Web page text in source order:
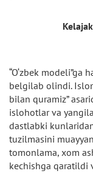
“O‘zbek
belgilab olindi.
bilan quramiz”
islohotlar va
dastlabki
tuzilmasini
tomonlama, xom
kechishga qaratildi